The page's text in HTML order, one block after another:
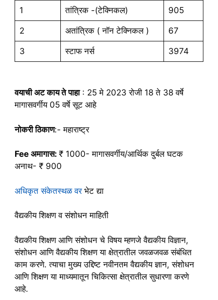
1 तांत्रिक -(टेक्निकल) 905
2 अतांत्रिक ( नॉन टेक्निकल ) 67
3 स्टाफ नर्स 3974
वयाची अट काय ते पाहा: 25 मे 2023 रोजी 18 ते 38 वर्षे
मागासवर्गीय 05 वर्षे सूट आहे
नोकरी ठिकाण:- महाराष्ट्र
Fee अमागास: ₹ 1000- मागासवर्गीय/आर्थिक दुर्बल घटक
अनाथ- ₹ 900
अधिकृत संकेतस्थळ वरभेट द्या
वैद्यकीय शिक्षण व संशोधन माहिती
वैद्यकीय शिक्षण आणि संशोधन चे विषय म्हणजे वैद्यकीय विज्ञान,
संशोधन आणि वैद्यकीय शिक्षण या क्षेत्रातील जवळजवळ संबंधित
काम करणे. त्याचा मुख्य उद्दिष्ट नवीनतम वैद्यकीय ज्ञान, संशोधन
आणि शिक्षण या माध्यमातून चिकित्सा क्षेत्रातील सुधारणा करणे
आहे.